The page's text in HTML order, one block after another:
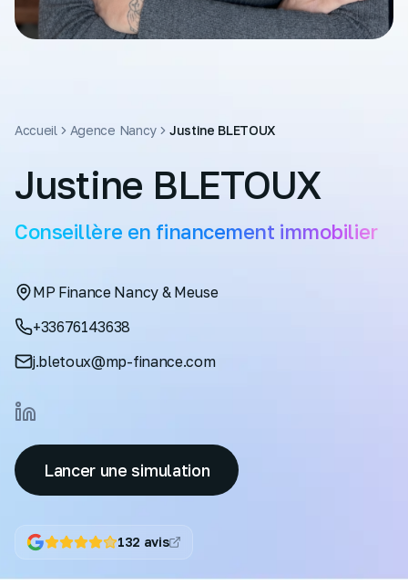
Accueil Agence Nancy Justine BLETOUX
Justine BLETOUX
Conseillère en financement immobilier
MP Finance Nancy & Meuse
+33676143638
j.bletoux@mp-finance.com
Lancer une simulation
132 avis